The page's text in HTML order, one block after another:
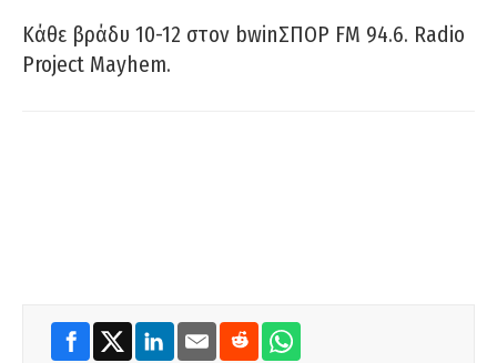
Κάθε βράδυ 10-12 στον bwinΣΠΟΡ FM 94.6. Radio
Project Mayhem.